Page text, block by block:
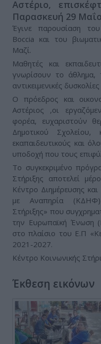
Αστέριο,
Παρασκευή 29
Έγινε παρουσίαση
Boccia και του
Μαζί.
Μαθητές και
γνωρίσουν το άθλημα,
αντικειμενικές
Ο πρόεδρος και
Αστέριος ,οι
φορέα, ευχαριστούν
Δημοτικού
εκαπαιδευτικούς και
υποδοχή που τους
Το συγκεκριμένο
Στήριξης αποτελεί
Κέντρο Διημέρευσης
με Αναπηρία
Στήριξης» που
την Ευρωπαϊκή Ένωση
στο πλαίσιο του Ε.Π
2021-2027.
Κέντρο Κοινωνικής
Έκθεση εικόνων